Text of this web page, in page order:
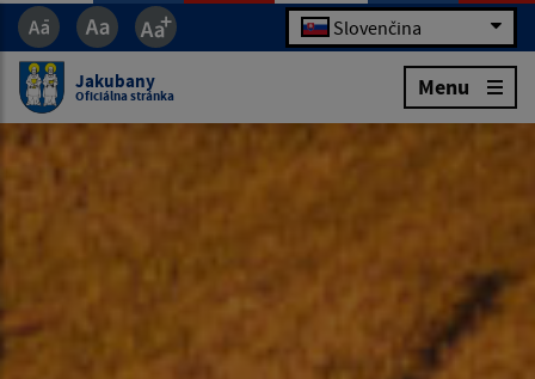
Slovenčina
Jakubany
Oficiálna stránka Menu